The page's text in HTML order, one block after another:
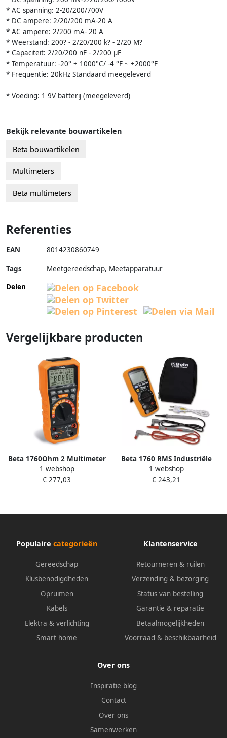
* AC spanning: 2-20/200/700V
* DC ampere: 2/20/200 mA-20 A
* AC ampere: 2/200 mA- 20 A
* Weerstand: 200? - 2/20/200 k? - 2/20 M?
* Capaciteit: 2/20/200 nF - 2/200 μF
* Temperatuur: -20° + 1000°C/ -4 °F ~ +2000°F
* Frequentie: 20kHz Standaard meegeleverd
* Voeding: 1 9V batterij (meegeleverd)
Bekijk relevante bouwartikelen
Beta bouwartikelen
Multimeters
Beta multimeters
Referenties
EAN 8014230860749
Tags
Meetgereedschap, Meetapparatuur
Delen
Vergelijkbare producten
Beta 1760Ohm 2 Multimeter
Ohm Meter 017600027
1 webshop
€ 277,03
Beta 1760 RMS Industriële
digitale multimeter
017600020
1 webshop
€ 243,21
Populaire categorieën
Gereedschap
Klusbenodigdheden
Opruimen
Kabels
Elektra & verlichting
Smart home
Klantenservice
Retourneren & ruilen
Verzending & bezorging
Status van bestelling
Garantie & reparatie
Betaalmogelijkheden
Voorraad & beschikbaarheid
Over ons
Inspiratie blog
Contact
Over ons
Samenwerken